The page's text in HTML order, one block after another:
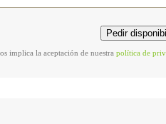
implica la aceptación de nuestra política de